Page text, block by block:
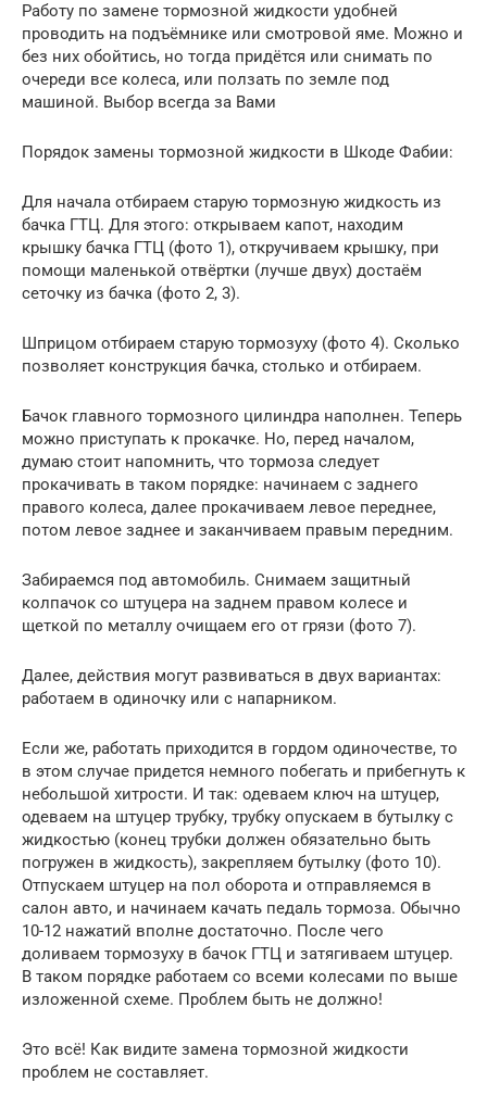
Работу по замене тормозной жидкости удобней
проводить на подъёмнике или смотровой яме. Можно и
без них обойтись, но тогда придётся или снимать по
очереди все колеса, или ползать по земле под
машиной. Выбор всегда за Вами
Порядок замены тормозной жидкости в Шкоде Фабии:
Для начала отбираем старую тормозную жидкость из
бачка ГТЦ. Для этого: открываем капот, находим
крышку бачка ГТЦ (фото 1), откручиваем крышку, при
помощи маленькой отвёртки (лучше двух) достаём
сеточку из бачка (фото 2, 3).
Шприцом отбираем старую тормозуху (фото 4). Сколько
позволяет конструкция бачка, столько и отбираем.
Бачок главного тормозного цилиндра наполнен. Теперь
можно приступать к прокачке. Но, перед началом,
думаю стоит напомнить, что тормоза следует
прокачивать в таком порядке: начинаем с заднего
правого колеса, далее прокачиваем левое переднее,
потом левое заднее и заканчиваем правым передним.
Забираемся под автомобиль. Снимаем защитный
колпачок со штуцера на заднем правом колесе и
щеткой по металлу очищаем его от грязи (фото 7).
Далее, действия могут развиваться в двух вариантах:
работаем в одиночку или с напарником.
Если же, работать приходится в гордом одиночестве, то
в этом случае придется немного побегать и прибегнуть к
небольшой хитрости. И так: одеваем ключ на штуцер,
одеваем на штуцер трубку, трубку опускаем в бутылку с
жидкостью (конец трубки должен обязательно быть
погружен в жидкость), закрепляем бутылку (фото 10).
Отпускаем штуцер на пол оборота и отправляемся в
салон авто, и начинаем качать педаль тормоза. Обычно
10-12 нажатий вполне достаточно. После чего
доливаем тормозуху в бачок ГТЦ и затягиваем штуцер.
В таком порядке работаем со всеми колесами по выше
изложенной схеме. Проблем быть не должно!
Это всё! Как видите замена тормозной жидкости
проблем не составляет.